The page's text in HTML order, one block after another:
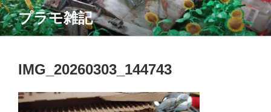
コ
ン
テ
プラモ雑記
IMG_20260303_144743